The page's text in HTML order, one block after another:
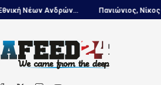
Νέων Ανδρών... Πανιώνιος, Νίκος